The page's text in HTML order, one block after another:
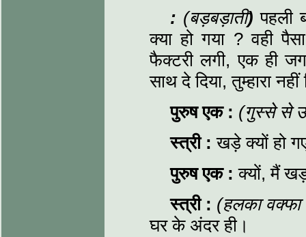
: (बड़बड़ाती) पहली
क्या हो गया ? वही
फैक्टरी लगी, एक ही
साथ दे दिया, तुम्हारा नहीं
पुरुष एक : (गुस्से से
स्त्री : खड़े क्यों हो
पुरुष एक : क्यों, मैं
स्त्री : (हलका वक्फा
घर के अंदर ही।